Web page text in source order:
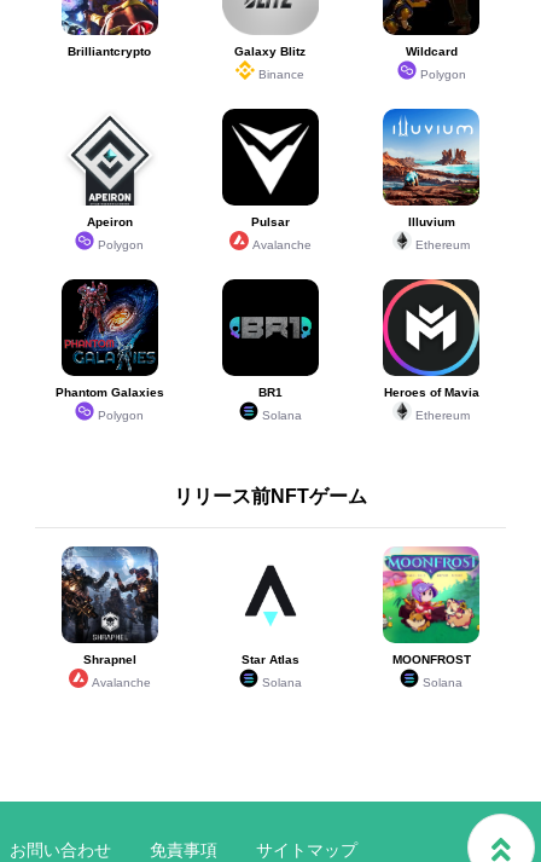
Brilliantcrypto
Galaxy Blitz
Binance
Wildcard
Polygon
Apeiron
Polygon
Pulsar
Avalanche
Illuvium
Ethereum
Phantom Galaxies
Polygon
BR1
Solana
Heroes of Mavia
Ethereum
リリース前NFTゲーム
Shrapnel
Avalanche
Star Atlas
Solana
MOONFROST
Solana
お問い合わせ 免責事項 サイトマップ